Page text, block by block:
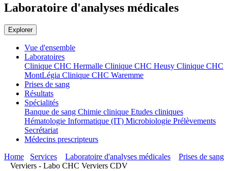
Laboratoire d'analyses médicales
Explorer
Vue d'ensemble
Laboratoires
Clinique CHC Hermalle Clinique CHC Heusy Clinique CHC
MontLégia Clinique CHC Waremme
Prises de sang
Résultats
Spécialités
Banque de sang Chimie clinique Etudes cliniques
Hématologie Informatique (IT) Microbiologie Prélèvements
Secrétariat
Médecins prescripteurs
Home
Services Laboratoire d'analyses médicales
Prises de sang
Verviers - Labo CHC Verviers CDV